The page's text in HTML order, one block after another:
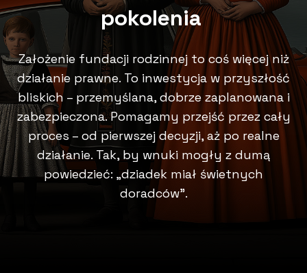
pokolenia
Założenie fundacji rodzinnej to coś więcej niż
działanie prawne. To inwestycja w przyszłość
bliskich – przemyślana, dobrze zaplanowana i
zabezpieczona. Pomagamy przejść przez cały
proces – od pierwszej decyzji, aż po realne
działanie. Tak, by wnuki mogły z dumą
powiedzieć: „dziadek miał świetnych
doradców”.